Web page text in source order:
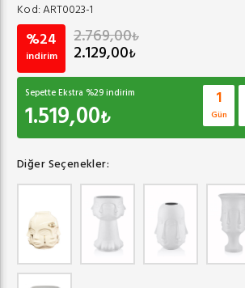
Kod:ART0023-1
%24
indirim
2.769,00₺
2.129,00₺
Sepette Ekstra %29indirim
1.519,00₺
1
Gün
Diğer Seçenekler: